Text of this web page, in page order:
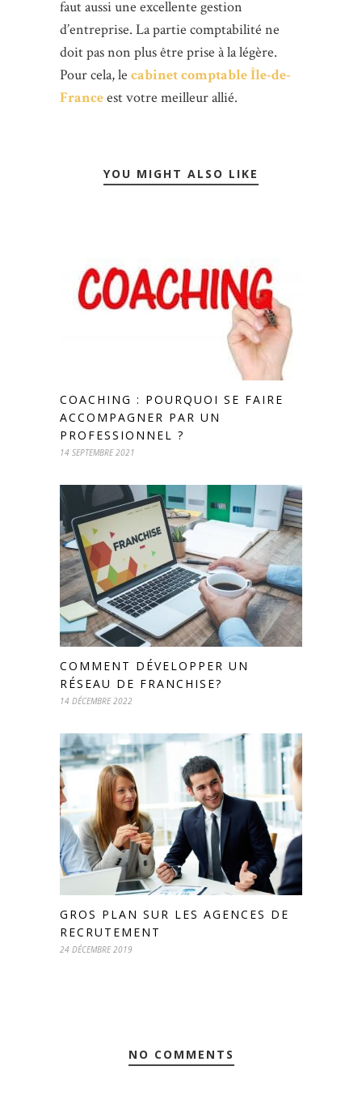
faut aussi une excellente gestion
d’entreprise. La partie comptabilité ne
doit pas non plus être prise à la légère.
Pour cela, le cabinet comptable Île-de-
Franceest votre meilleur allié.
YOU MIGHT ALSO LIKE
COACHING : POURQUOI SE FAIRE
ACCOMPAGNER PAR UN
PROFESSIONNEL ?
14 SEPTEMBRE 2021
COMMENT DÉVELOPPER UN
RÉSEAU DE FRANCHISE?
14 DÉCEMBRE 2022
GROS PLAN SUR LES AGENCES DE
RECRUTEMENT
24 DÉCEMBRE 2019
NO COMMENTS